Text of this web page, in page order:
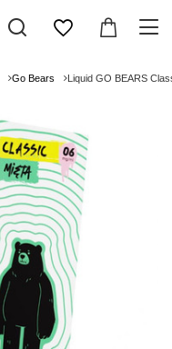
Go Bears Liquid GO BEARS